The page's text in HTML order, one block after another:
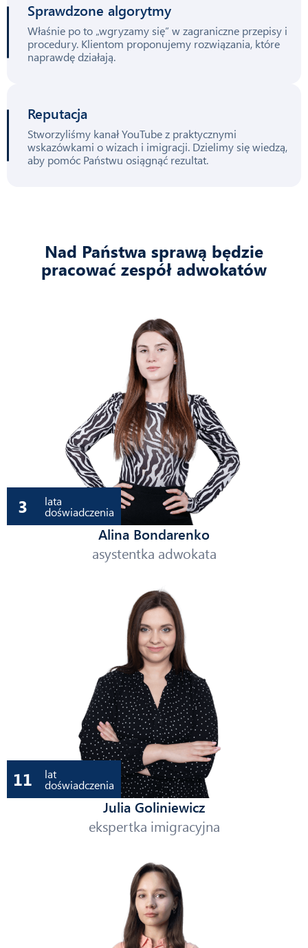
Sprawdzone algorytmy
Właśnie po to „wgryzamy się” w zagraniczne przepisy i
procedury. Klientom proponujemy rozwiązania, które
naprawdę działają.
Reputacja
Stworzyliśmy kanał YouTube z praktycznymi
wskazówkami o wizach i imigracji. Dzielimy się wiedzą,
aby pomóc Państwu osiągnąć rezultat.
Nad Państwa sprawą będzie
pracować zespół adwokatów
3 lata
doświadczenia
Alina Bondarenko
asystentka adwokata
11 lat
doświadczenia
Julia Goliniewicz
ekspertka imigracyjna